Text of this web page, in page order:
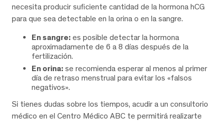
necesita producir suficiente cantidad de la hormona hCG
para que sea detectable en la orina o en la sangre.
En sangre: es posible detectar la hormona
aproximadamente de 6 a 8 días después de la
fertilización.
En orina: se recomienda esperar al menos al primer
día de retraso menstrual para evitar los «falsos
negativos».
Si tienes dudas sobre los tiempos, acudir a un consultorio
médico en el Centro Médico ABC te permitirá realizarte